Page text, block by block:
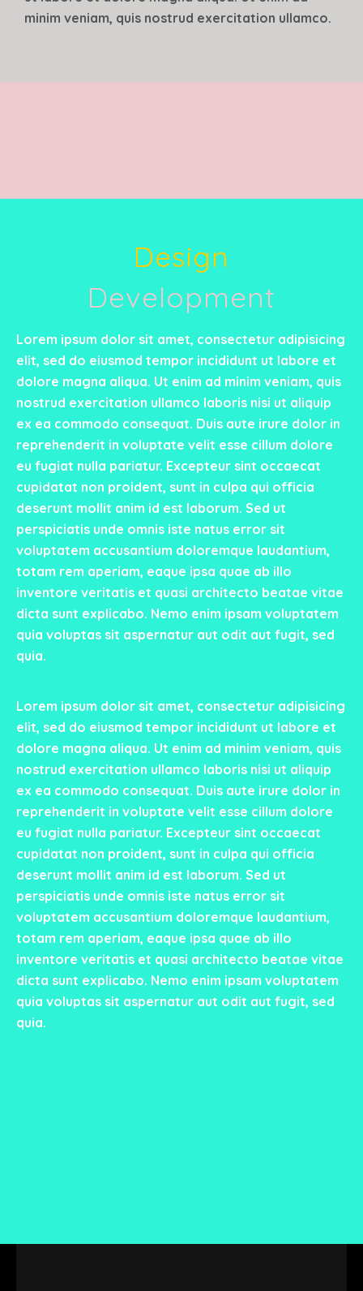
minim veniam, quis nostrud exercitation ullamco.
Design
Development
Lorem ipsum dolor sit amet, consectetur adipisicing
elit, sed do eiusmod tempor incididunt ut labore et
dolore magna aliqua. Ut enim ad minim veniam, quis
nostrud exercitation ullamco laboris nisi ut aliquip
ex ea commodo consequat. Duis aute irure dolor in
reprehenderit in voluptate velit esse cillum dolore
eu fugiat nulla pariatur. Excepteur sint occaecat
cupidatat non proident, sunt in culpa qui officia
deserunt mollit anim id est laborum. Sed ut
perspiciatis unde omnis iste natus error sit
voluptatem accusantium doloremque laudantium,
totam rem aperiam, eaque ipsa quae ab illo
inventore veritatis et quasi architecto beatae vitae
dicta sunt explicabo. Nemo enim ipsam voluptatem
quia voluptas sit aspernatur aut odit aut fugit, sed
quia.
Lorem ipsum dolor sit amet, consectetur adipisicing
elit, sed do eiusmod tempor incididunt ut labore et
dolore magna aliqua. Ut enim ad minim veniam, quis
nostrud exercitation ullamco laboris nisi ut aliquip
ex ea commodo consequat. Duis aute irure dolor in
reprehenderit in voluptate velit esse cillum dolore
eu fugiat nulla pariatur. Excepteur sint occaecat
cupidatat non proident, sunt in culpa qui officia
deserunt mollit anim id est laborum. Sed ut
perspiciatis unde omnis iste natus error sit
voluptatem accusantium doloremque laudantium,
totam rem aperiam, eaque ipsa quae ab illo
inventore veritatis et quasi architecto beatae vitae
dicta sunt explicabo. Nemo enim ipsam voluptatem
quia voluptas sit aspernatur aut odit aut fugit, sed
quia.